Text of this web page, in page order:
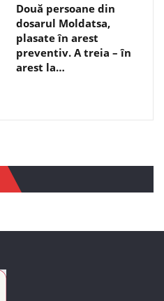
Două persoane din
dosarul Moldatsa,
plasate în arest
preventiv. A treia – în
arest la…